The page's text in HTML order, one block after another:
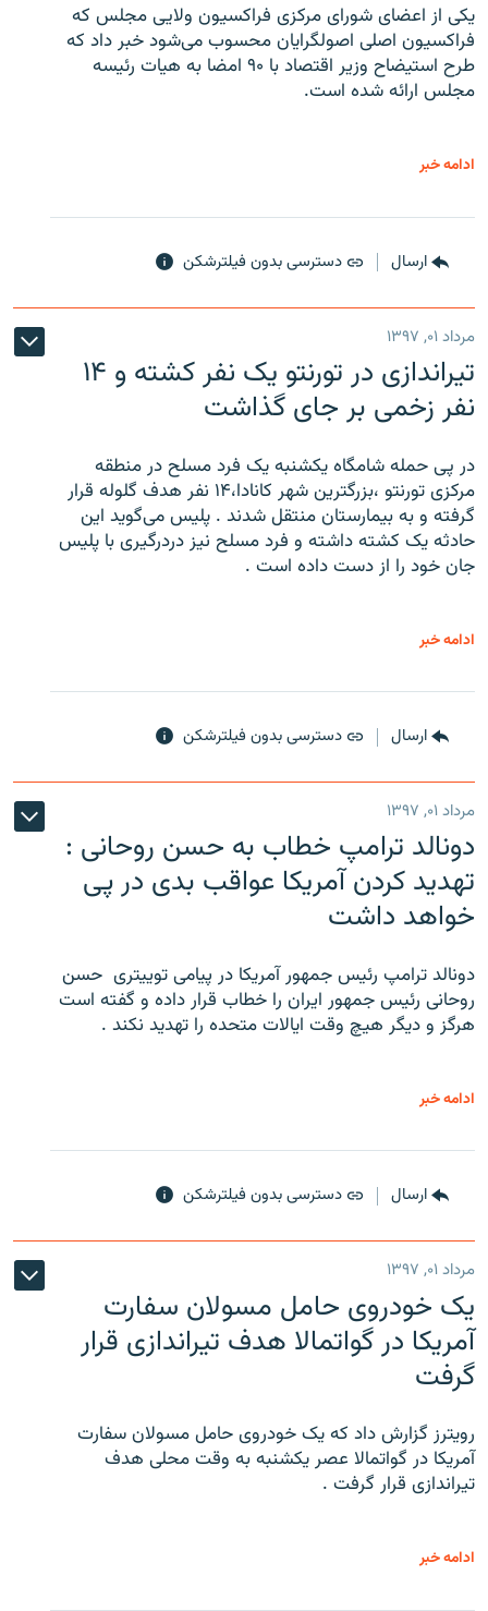
یکی از اعضای شورای مرکزی فراکسیون ولایی مجلس که
فراکسیون اصلی اصولگرایان محسوب می‌شود خبر داد که
طرح استیضاح وزیر اقتصاد با ۹۰ امضا به هیات رئیسه
مجلس ارائه شده است.
ادامه خبر
ارسال دسترسی بدون فیلترشکن
مرداد ۰۱, ۱۳۹۷
تیراندازی در تورنتو یک نفر کشته و ۱۴
نفر زخمی بر جای گذاشت
در پی حمله شامگاه یکشنبه یک فرد مسلح در منطقه
مرکزی تورنتو ،‌بزرگترین شهر کانادا،۱۴ نفر هدف گلوله قرار
گرفته و به بیمارستان منتقل شدند . پلیس می‌گوید این
حادثه یک کشته داشته و فرد مسلح نیز دردرگیری با پلیس
جان خود را از دست داده است .
ادامه خبر
ارسال دسترسی بدون فیلترشکن
مرداد ۰۱, ۱۳۹۷
دونالد ترامپ خطاب به حسن روحانی :
تهدید کردن آمریکا عواقب بدی در پی
خواهد داشت
دونالد ترامپ رئیس جمهور آمریکا در پیامی توییتری ‌ حسن
روحانی رئیس جمهور ایران را خطاب قرار داده و گفته است
هرگز و دیگر هیچ وقت ایالات متحده را تهدید نکند .
ادامه خبر
ارسال دسترسی بدون فیلترشکن
مرداد ۰۱, ۱۳۹۷
یک خودروی حامل مسولان سفارت
آمریکا در گواتمالا هدف تیراندازی قرار
گرفت
رویترز گزارش داد که یک خودروی حامل مسولان سفارت
آمریکا در گواتمالا عصر یکشنبه به وقت محلی هدف
تیراندازی قرار گرفت .
ادامه خبر